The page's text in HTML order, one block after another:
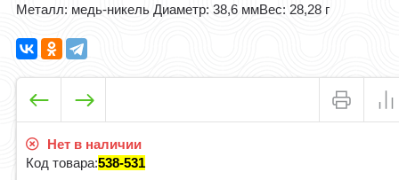
Металл: медь-никель Диаметр: 38,6 мм ​​Вес: 28,28 г
Нет в наличии
Код товара:538-531